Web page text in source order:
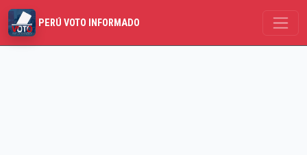
PERÚ VOTO INFORMADO